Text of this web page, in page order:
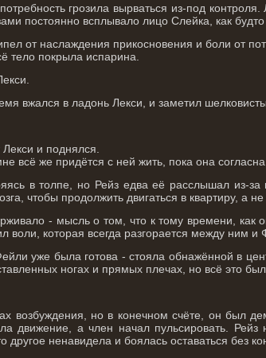
грозила вырваться из-под
постоянно всплывало лицо Слейка, как
от наслаждения прикосновения и боли от
тело покрыла испарина.
вжался в ладонь Лекси, и заметил
и поднялся.
всё же придётся с ней жить, пока она согласна.
в толпе, но Рейз едва её расслышал из-
чтобы продолжить двигаться в квартиру, а
- мысль о том, что к тому времени, как
воли, которая всегда разгорается между ним и
уже была готова - стояла обнажённой в
ногах и прямых плечах, но всё это
возбуждения, но в конечном счёте, он был
движение, а член начал пульсировать.
другое ненавидела и боялась оставаться без